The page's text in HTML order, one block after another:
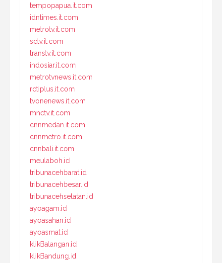
tempopapua.it.com
idntimes.it.com
metrotv.it.com
sctv.it.com
transtv.it.com
indosiar.it.com
metrotvnews.it.com
rctiplus.it.com
tvonenews.it.com
mnctv.it.com
cnnmedan.it.com
cnnmetro.it.com
cnnbali.it.com
meulaboh.id
tribunacehbarat.id
tribunacehbesar.id
tribunacehselatan.id
ayoagam.id
ayoasahan.id
ayoasmat.id
klikBalangan.id
klikBandung.id